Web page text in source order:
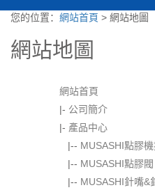
您的位置： 網站首頁 > 網站地圖
網站地圖
網站首頁
|- 公司簡介
|- 產品中心
|-- MUSASHI點膠
|-- MUSASHI點膠閥
|-- MUSASHI針嘴&